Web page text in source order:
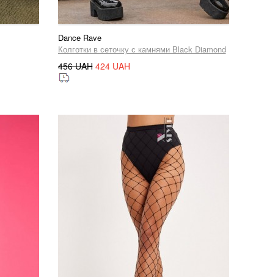
Dance Rave
Колготки в сеточку с камнями Black Diamond
456 UAH 424 UAH